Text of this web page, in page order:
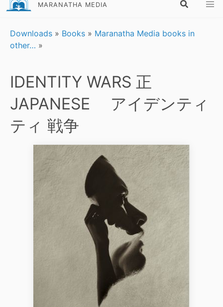
MARANATHA MEDIA
Downloads » Books » Maranatha Media books in
other… »
IDENTITY WARS 正
JAPANESE アイデンティ
ティ 戦争